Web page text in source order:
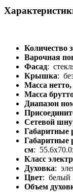
Количество
Варочная
Фасад:
Крышка:
Масса нетто,
Масса
Диапазон
Сетевой
Габаритные
см:
Класс
Духовка:
Цвет: белый
Объем